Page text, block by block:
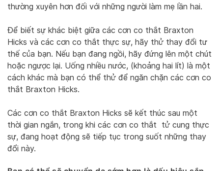
thường xuyên hơn đối với những người làm mẹ lần hai.
Để biết sự khác biệt giữa các cơn co thắt Braxton
Hicks và các cơn co thắt thực sự, hãy thử thay đổi tư
thế của bạn. Nếu bạn đang ngồi, hãy đứng lên một chút
hoặc ngược lại. Uống nhiều nước, (khoảng hai lít) là một
cách khác mà bạn có thể thử để ngăn chặn các cơn co
thắt Braxton Hicks.
Các cơn co thắt Braxton Hicks sẽ kết thúc sau một
thời gian ngắn, trong khi các cơn co thắt tử cung thực
sự, đang hoạt động sẽ tiếp tục trong suốt những thay
đổi này.